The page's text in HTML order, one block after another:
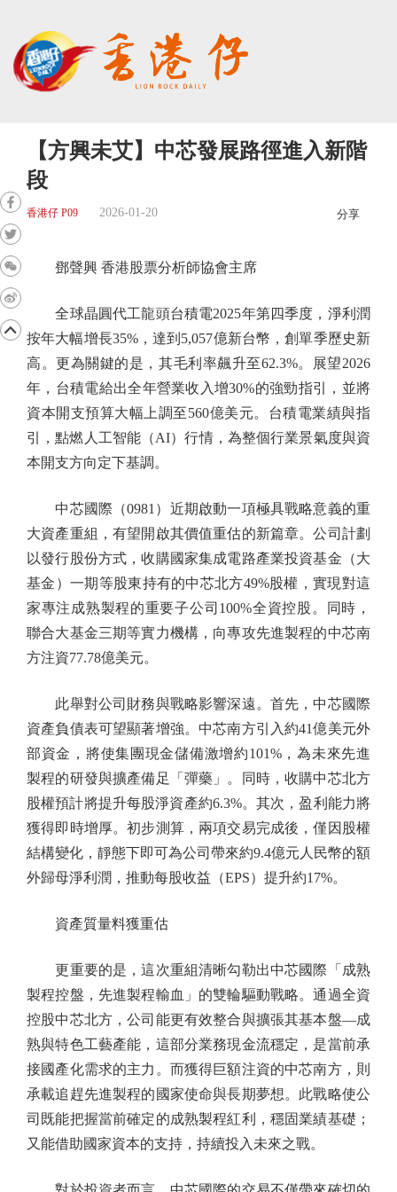
【方興未艾】中芯發展路徑進入新階
段
香港仔 P09 2026-01-20 分享
鄧聲興 香港股票分析師協會主席
全球晶圓代工龍頭台積電2025年第四季度，淨利潤
按年大幅增長35%，達到5,057億新台幣，創單季歷史新
高。更為關鍵的是，其毛利率飆升至62.3%。展望2026
年，台積電給出全年營業收入增30%的強勁指引，並將
資本開支預算大幅上調至560億美元。台積電業績與指
引，點燃人工智能（AI）行情，為整個行業景氣度與資
本開支方向定下基調。
中芯國際（0981）近期啟動一項極具戰略意義的重
大資產重組，有望開啟其價值重估的新篇章。公司計劃
以發行股份方式，收購國家集成電路產業投資基金（大
基金）一期等股東持有的中芯北方49%股權，實現對這
家專注成熟製程的重要子公司100%全資控股。同時，
聯合大基金三期等實力機構，向專攻先進製程的中芯南
方注資77.78億美元。
此舉對公司財務與戰略影響深遠。首先，中芯國際
資產負債表可望顯著增強。中芯南方引入約41億美元外
部資金，將使集團現金儲備激增約101%，為未來先進
製程的研發與擴產備足「彈藥」。同時，收購中芯北方
股權預計將提升每股淨資產約6.3%。其次，盈利能力將
獲得即時增厚。初步測算，兩項交易完成後，僅因股權
結構變化，靜態下即可為公司帶來約9.4億元人民幣的額
外歸母淨利潤，推動每股收益（EPS）提升約17%。
資產質量料獲重估
更重要的是，這次重組清晰勾勒出中芯國際「成熟
製程控盤，先進製程輸血」的雙輪驅動戰略。通過全資
控股中芯北方，公司能更有效整合與擴張其基本盤—成
熟與特色工藝產能，這部分業務現金流穩定，是當前承
接國產化需求的主力。而獲得巨額注資的中芯南方，則
承載追趕先進製程的國家使命與長期夢想。此戰略使公
司既能把握當前確定的成熟製程紅利，穩固業績基礎；
又能借助國家資本的支持，持續投入未來之戰。